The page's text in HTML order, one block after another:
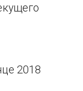
2018